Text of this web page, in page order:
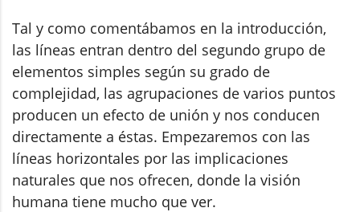
Tal y como comentábamos en la introducción,
las líneas entran dentro del segundo grupo de
elementos simples según su grado de
complejidad, las agrupaciones de varios puntos
producen un efecto de unión y nos conducen
directamente a éstas. Empezaremos con las
líneas horizontales por las implicaciones
naturales que nos ofrecen, donde la visión
humana tiene mucho que ver.